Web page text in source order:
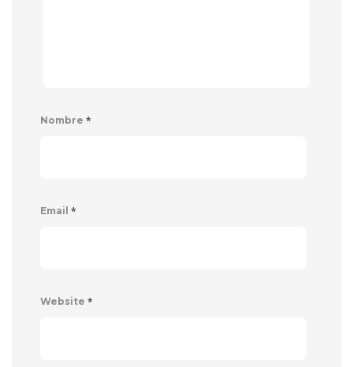
Nombre *
Email *
Website *